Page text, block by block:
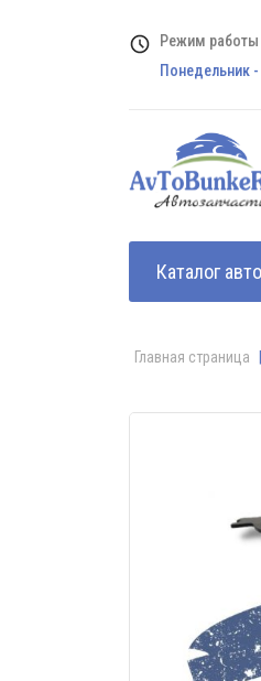
Режим работы
Понедельник
Каталог
Главная страница